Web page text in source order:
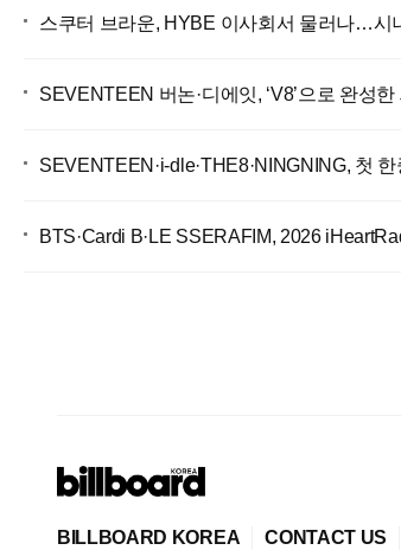
스쿠터 브라운, HYBE 이사회서 물러나…시
SEVENTEEN 버논·디에잇, ‘V8’으로 완성
SEVENTEEN·i-dle·THE8·NINGNING, 첫
BTS·Cardi B·LE SSERAFIM, 2026
BILLBOARD KOREA CONTACT US